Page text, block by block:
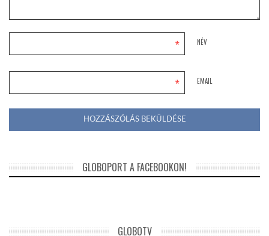
NÉV
*
EMAIL
*
GLOBOPORT A FACEBOOKON!
GLOBOTV